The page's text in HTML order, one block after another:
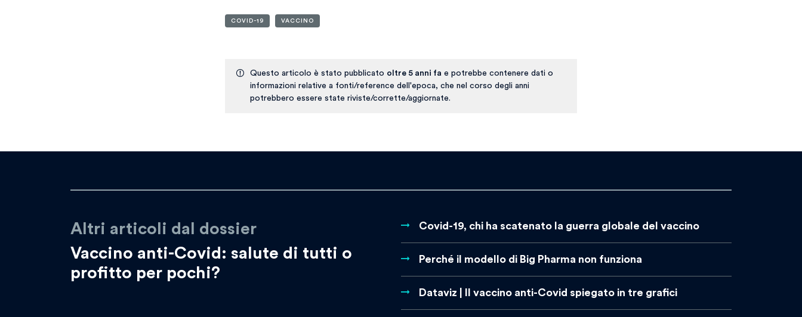
COVID-19 VACCINO
Questo articolo è stato pubblicato oltre 5 anni fa e potrebbe contenere dati o
informazioni relative a fonti/reference dell'epoca, che nel corso degli anni
potrebbero essere state riviste/corrette/aggiornate.
Altri articoli dal dossier
Vaccino anti-Covid: salute di tutti o
profitto per pochi?
Covid-19, chi ha scatenato la guerra globale del vaccino
Perché il modello di Big Pharma non funziona
Dataviz | Il vaccino anti-Covid spiegato in tre grafici